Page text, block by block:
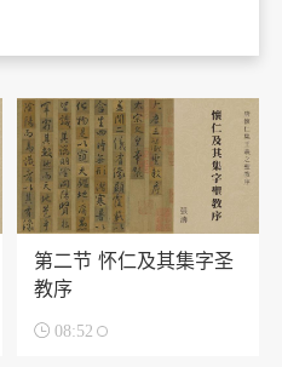
第二节 怀仁及其集字圣
教序
 08:52